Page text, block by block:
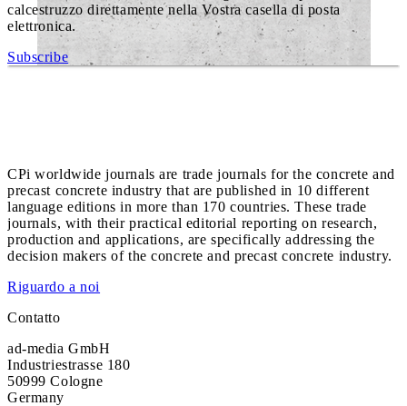
calcestruzzo direttamente nella Vostra casella di posta
elettronica.
Subscribe
CPi worldwide journals are trade journals for the concrete and
precast concrete industry that are published in 10 different
language editions in more than 170 countries. These trade
journals, with their practical editorial reporting on research,
production and applications, are specifically addressing the
decision makers of the concrete and precast concrete industry.
Riguardo a noi
Contatto
ad-media GmbH
Industriestrasse 180
50999 Cologne
Germany